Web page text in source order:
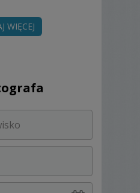
atrakcyjne rabaty -
dowiecie się jakie :)
emocji i
To niepowtarzalne
z powodu
odczuwa wtedy
WIĘCEJ